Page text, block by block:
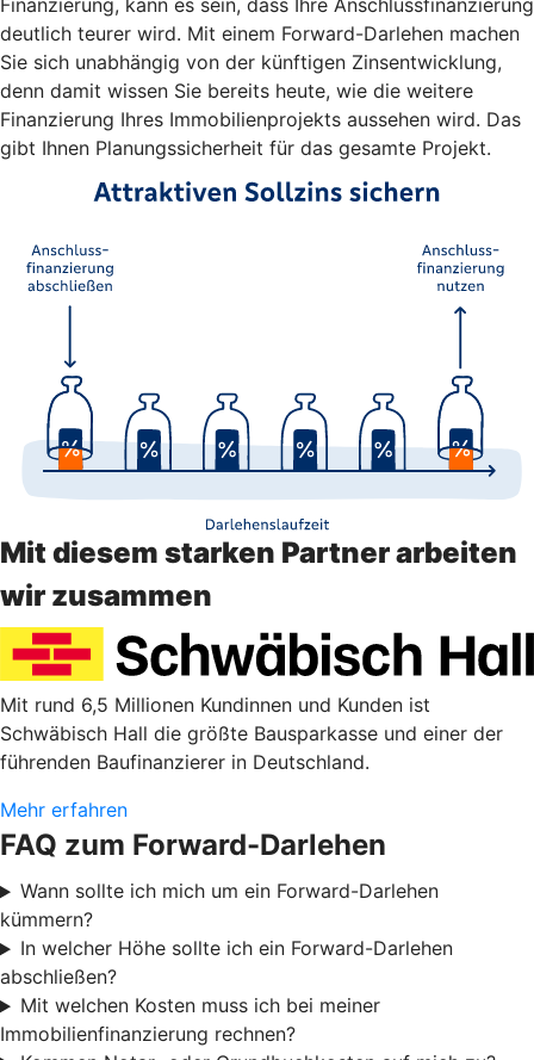
deutlich teurer wird. Mit einem Forward-Darlehen machen
Sie sich unabhängig von der künftigen Zinsentwicklung,
denn damit wissen Sie bereits heute, wie die weitere
Finanzierung Ihres Immobilienprojekts aussehen wird. Das
gibt Ihnen Planungssicherheit für das gesamte Projekt.
Mit diesem starken Partner arbeiten
wir zusammen
Mit rund 6,5 Millionen Kundinnen und Kunden ist
Schwäbisch Hall die größte Bausparkasse und einer der
führenden Baufinanzierer in Deutschland.
Mehr erfahren
FAQ zum Forward-Darlehen
Wann sollte ich mich um ein Forward-Darlehen
kümmern?
In welcher Höhe sollte ich ein Forward-Darlehen
abschließen?
Mit welchen Kosten muss ich bei meiner
Immobilienfinanzierung rechnen?